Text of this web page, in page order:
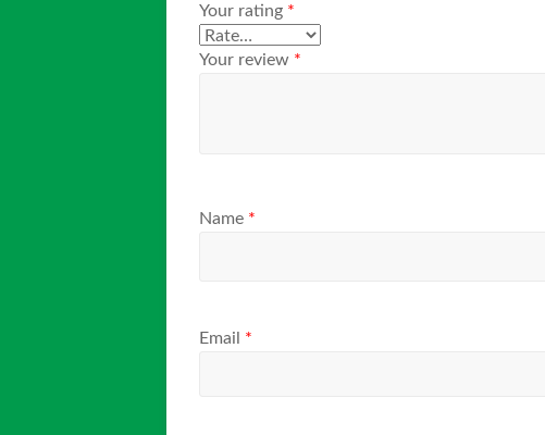
Your rating *
Your review *
Name *
Email *